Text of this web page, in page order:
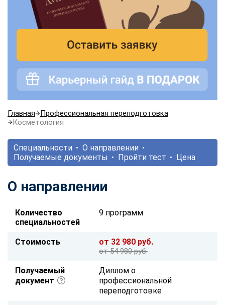
Главная
Профессиональная переподготовка
Косметология
Специальности
О направлении
Получаемые документы
Пройти тест Цена
О направлении
Количество
специальностей
9 программ
Стоимость от 32 980 руб.
от 54 980 руб.
Получаемый
документ
Диплом о
профессиональной
переподготовке